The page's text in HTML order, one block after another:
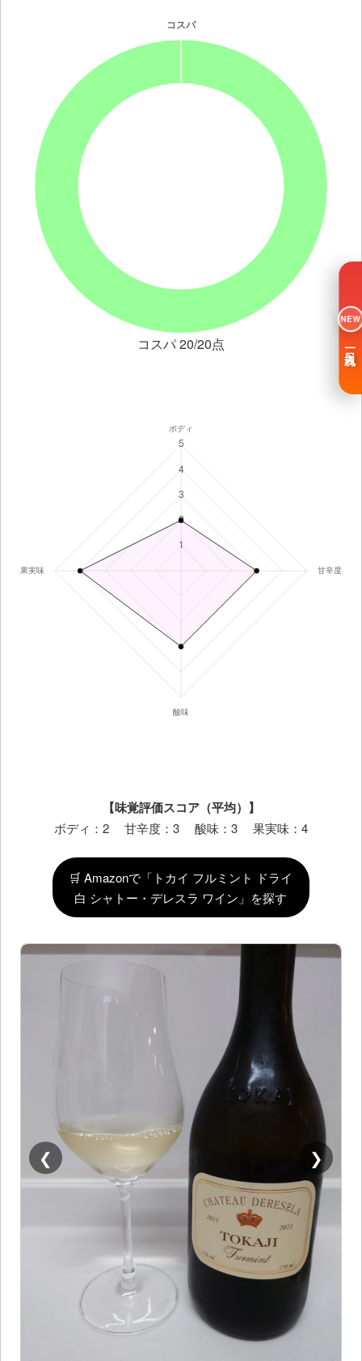
コスパ 20/20点
【味覚評価スコア（平均）】
ボディ：2 甘辛度：3 酸味：3 果実味：4
🛒 Amazonで「トカイ フルミント ドライ
白 シャトー・デレスラ ワイン」を探す
❮ ❯
NEW